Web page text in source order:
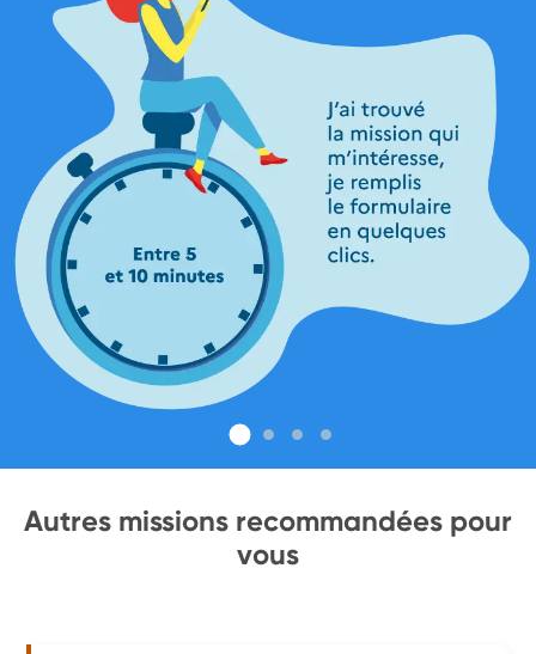
Autres missions recommandées pour
vous